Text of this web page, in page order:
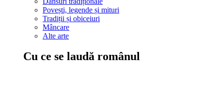
Povești, legende și mituri
Tradiții și obiceiuri
Mâncare
Alte arte
Cu ce se laudă românul